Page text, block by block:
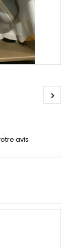
avis